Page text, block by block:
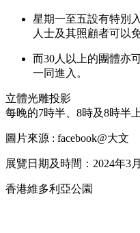
星期一至五設有特別
人士及其照顧者可以
而30人以上的團體亦
一同進入。
立體光雕投影
每晚的7時半、8時及8時半
圖片來源 : facebook@大文
展覽日期及時間：2024年3
香港維多利亞公園